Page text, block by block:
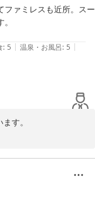
当ホテルをご利用いた
ざいました。
ファミレスも近所。スー
: 5 | 温泉・お風呂: 5 |
す。
店、駅近くには、ス
しります。